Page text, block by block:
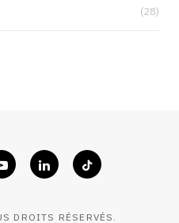
(28)
DROITS RÉSERVÉS.